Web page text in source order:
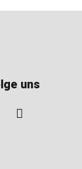
uns